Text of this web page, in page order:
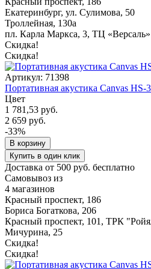
Екатеринбург, ул. Сулимова, 50
Троллейная, 130а
пл. Карла Маркса, 3, ТЦ «Версаль»
Скидка!
Скидка!
Артикул: 71398
Портативная акустика Canvas HS-
Цвет
1 781,53 руб.
2 659 руб.
-33%
В корзину
Купить в один клик
Доставка от 500 руб. бесплатно
Самовывоз из
4 магазинов
Красный проспект, 186
Бориса Богаткова, 206
Красный проспект, 101, ТРК
Мичурина, 25
Скидка!
Скидка!